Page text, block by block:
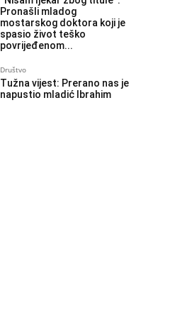
Pronašli mladog
mostarskog doktora koji je
spasio život teško
povrijeđenom...
Društvo
Tužna vijest: Prerano nas je
napustio mladić Ibrahim